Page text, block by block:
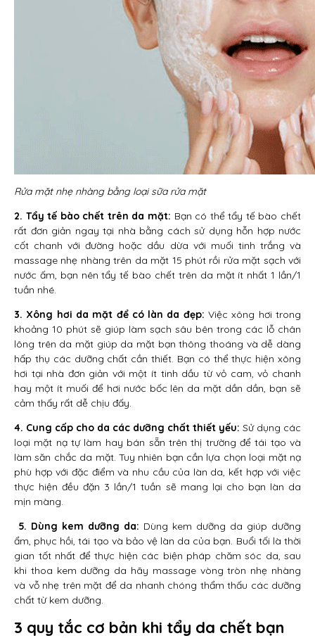
Rửa mặt nhẹ nhàng bằng loại sữa rửa mặt
2. Tẩy tế bào chết trên da mặt: Bạn có thể tẩy tế bào chết
rất đơn giản ngay tại nhà bằng cách sử dụng hỗn hợp nước
cốt chanh với đường hoặc dầu dừa với muối tinh trắng và
massage nhẹ nhàng trên da mặt 15 phút rồi rửa mặt sạch với
nước ấm, bạn nên tẩy tế bào chết trên da mặt ít nhất 1 lần/1
tuần nhé.
3. Xông hơi da mặt để có làn da đẹp:Việc xông hơi trong
khoảng 10 phút sẽ giúp làm sạch sâu bên trong các lỗ chân
lông trên da mặt giúp da mặt bạn thông thoáng và dễ dàng
hấp thụ các dưỡng chất cần thiết. Bạn có thể thực hiện xông
hơi tại nhà đơn giản với một ít tinh dầu từ vỏ cam, vỏ chanh
hay một ít muối để hơi nước bốc lên da mặt dần dần, bạn sẽ
cảm thấy rất dễ chịu đấy.
4. Cung cấp cho da các dưỡng chất thiết yếu: Sử dụng các
loại mặt nạ tự làm hay bán sẵn trên thị trường để tái tạo và
làm săn chắc da mặt. Tuy nhiên bạn cần lựa chọn loại mặt nạ
phù hợp với đặc điểm và nhu cầu của làn da, kết hợp với việc
thực hiện đều đặn 3 lần/1 tuần sẽ mang lại cho bạn làn da
mịn màng.
5. Dùng kem dưỡng da: Dùng kem dưỡng da giúp dưỡng
ẩm, phục hồi, tái tạo và bảo vệ làn da của bạn. Buổi tối là thời
gian tốt nhất để thực hiện các biện pháp chăm sóc da, sau
khi thoa kem dưỡng da hãy massage vòng tròn nhẹ nhàng
và vỗ nhẹ trên mặt để da nhanh chóng thẩm thấu các dưỡng
chất từ kem dưỡng.
3 quy tắc cơ bản khi tẩy da chết bạn